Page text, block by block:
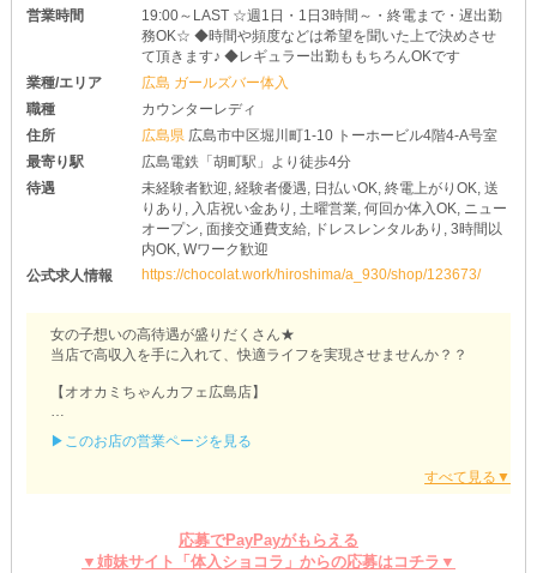
営業時間
19:00～LAST ☆週1日・1日3時間～・終電まで・遅出勤
務OK☆ ◆時間や頻度などは希望を聞いた上で決めさせ
て頂きます♪ ◆レギュラー出勤ももちろんOKです
業種/エリア
広島 ガールズバー体入
職種
カウンターレディ
住所
広島県 広島市中区堀川町1-10 トーホービル4階4-A号室
最寄り駅
広島電鉄「胡町駅」より徒歩4分
待遇
未経験者歓迎, 経験者優遇, 日払いOK, 終電上がりOK, 送
りあり, 入店祝い金あり, 土曜営業, 何回か体入OK, ニュー
オープン, 面接交通費支給, ドレスレンタルあり, 3時間以
内OK, Wワーク歓迎
公式求人情報
https://chocolat.work/hiroshima/a_930/shop/123673/
女の子想いの高待遇が盛りだくさん★
当店で高収入を手に入れて、快適ライフを実現させませんか？？
【オオカミちゃんカフェ広島店】
￣￣￣￣￣￣￣￣￣￣￣￣￣￣
それぞれがのびのび働けるように《ノルマ》を設けていません◎
売上や出勤日数の数字を気にすることなく、あなたらしく続けられ
また外にでて行う《キャッチ》もなし！
つまり夜職バレを防ぎながらお仕事を続けられるんです♥
▶このお店の営業ページを見る
応募でPayPayがもらえる
▼姉妹サイト「体入ショコラ」からの応募はコチラ▼